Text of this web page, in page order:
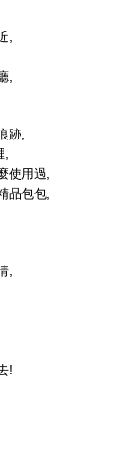
,
,
跡,
使用過,
品包包,
,
!